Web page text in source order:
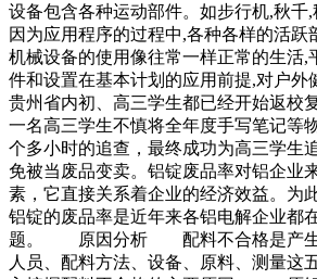
设备包含各种运动部件。如步行机,秋千
因为应用程序的过程中,各种各样的活跃
机械设备的使用像往常一样正常的生活,
件和设置在基本计划的应用前提,对户外
贵州省内初、高三学生都已经开始返校
一名高三学生不慎将全年度手写笔记等
个多小时的追查，最终成功为高三学生
免被当废品变卖。铝锭废品率对铝企业
素，它直接关系着企业的经济效益。为
铝锭的废品率是近年来各铝电解企业都
题。 原因分析 配料不合格是产生
人员、配料方法、设备、原料、测量这